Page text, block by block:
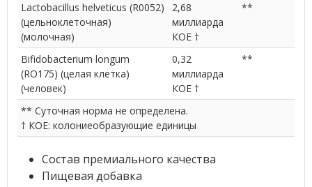
Lactobacillus helveticus (R0052)
(цельноклеточная)
(молочная)
2,68
миллиарда
КОЕ †
**
Bifidobacterium longum
(RO175) (целая клетка)
(человек)
0,32
миллиарда
КОЕ †
**
** Суточная норма не определена.
† КОЕ: колониеобразующие единицы
Состав премиального качества
Пищевая добавка